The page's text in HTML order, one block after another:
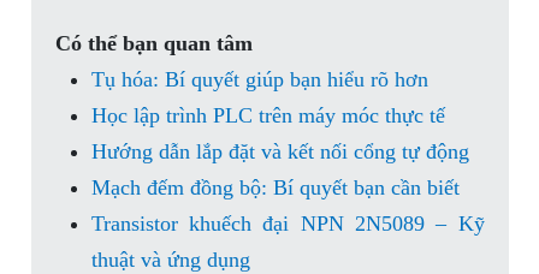
Có thể bạn quan tâm
Tụ hóa: Bí quyết giúp bạn hiểu rõ hơn
Học lập trình PLC trên máy móc thực tế
Hướng dẫn lắp đặt và kết nối cổng tự động
Mạch đếm đồng bộ: Bí quyết bạn cần biết
Transistor khuếch đại NPN 2N5089 – Kỹ
thuật và ứng dụng